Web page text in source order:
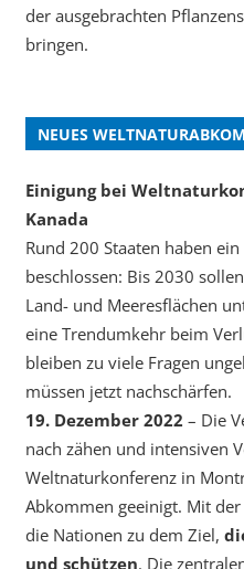
der ausgebrachten
bringen.
NEUES
Einigung bei
Kanada
Rund 200 Staaten haben
beschlossen: Bis 2030
Land- und Meeresflächen
eine Trendumkehr beim
bleiben zu viele Fragen
müssen jetzt nachschärfen.
19. Dezember 2022 – Die
nach zähen und intensiven
Weltnaturkonferenz in
Abkommen geeinigt. Mit
die Nationen zu dem Ziel,
und schützen. Die